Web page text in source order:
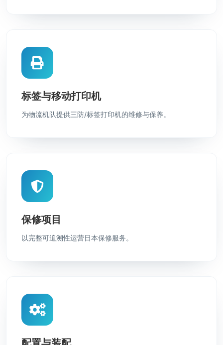
标签与移动打印机
为物流机队提供三防/标签打印机的维修与保养。
保修项目
以完整可追溯性运营日本保修服务。